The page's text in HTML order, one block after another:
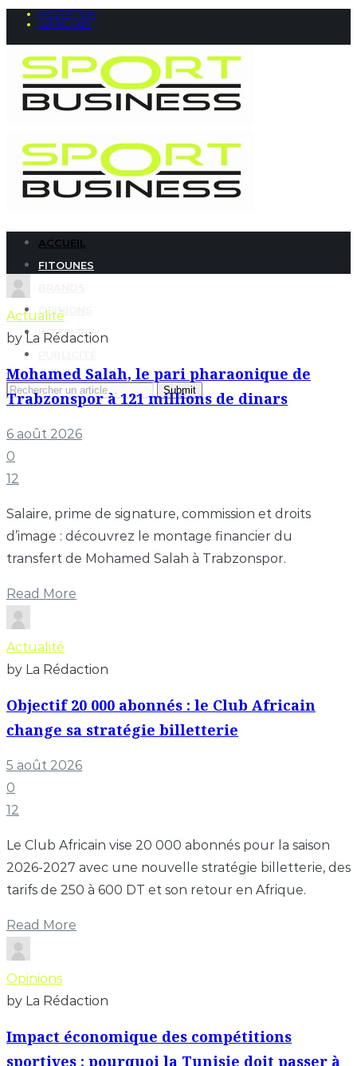
INSCRIPTION
CONNEXION
ACCUEIL
FITOUNES
OPINIONS
INTERVIEW
Search
for:
Actualité
by La Rédaction
Mohamed Salah, le pari pharaonique de
Trabzonspor à 121 millions de dinars
6 août 2026
0
12
Salaire, prime de signature, commission et droits
d’image : découvrez le montage financier du
transfert de Mohamed Salah à Trabzonspor.
Read More
Actualité
by La Rédaction
Objectif 20 000 abonnés : le Club Africain
change sa stratégie billetterie
5 août 2026
0
12
Le Club Africain vise 20 000 abonnés pour la saison
2026-2027 avec une nouvelle stratégie billetterie, des
tarifs de 250 à 600 DT et son retour en Afrique.
Read More
Opinions
by La Rédaction
Impact économique des compétitions
sportives : pourquoi la Tunisie doit passer à